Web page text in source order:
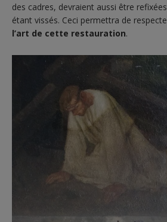
des cadres, devraient aussi être
étant vissés. Ceci permettra de
l’art de cette restauration.